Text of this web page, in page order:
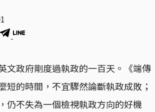
文政府剛度過執政的一百天。《端傳
短的時間，不宜驟然論斷執政成敗；
仍不失為一個檢視執政方向的好機